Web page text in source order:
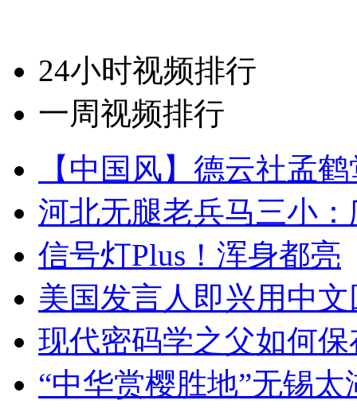
24小时视频排行
一周视频排行
【中国风】德云社孟
河北无腿老兵马三小
信号灯Plus！浑身都亮
美国发言人即兴用中
现代密码学之父如何
“中华赏樱胜地”无锡